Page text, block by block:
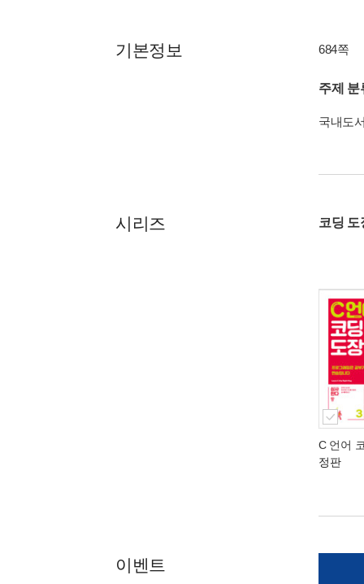
기본정보 684쪽
주제 분
국내도
시리즈 코딩 도
C 언어
정판
이벤트